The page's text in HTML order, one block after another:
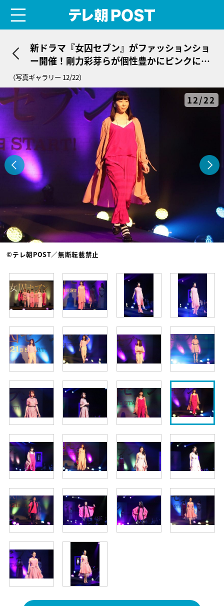
新ドラマ『女囚セブン』がファッションショ
ー開催！剛力彩芽らが個性豊かにピンクに輝
く
（写真ギャラリー 12/22）
12/22
©テレ朝POST／無断転載禁止